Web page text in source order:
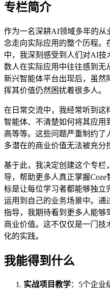
专栏简介
作为一名深耕AI领域多年的从
念走向实际应用的整个历程。
中，我深刻感受到人们对AI技
数人在实际应用中往往感到无
新兴智能体平台出现后，虽然
挥其价值仍然困扰着很多人。
在日常交流中，我经常听到这
智能体、不清楚如何将其应用
高等等。这些问题严重制约
多潜在的商业价值无法被充分
基于此，我决定创建这个专栏
导，帮助更多人真正掌握
标是让每位学习者都能够独立
运用到自己的业务场景中。通
指导，我期待看到更多人能
商业价值。这不仅仅是一门
化的实践。
我能得到什么
实战项目教学：5个企业